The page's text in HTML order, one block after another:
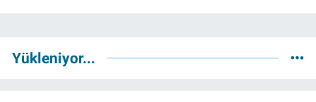
Yükleniyor...